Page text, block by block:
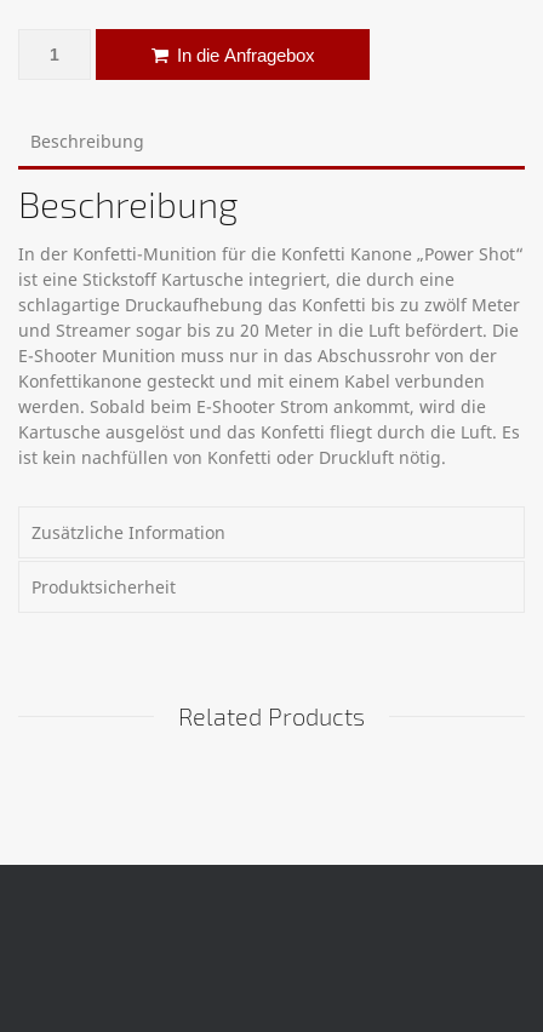
E-Shooter – 40cm Konfetti Menge
In die Anfragebox
Beschreibung
Beschreibung
In der Konfetti-Munition für die Konfetti Kanone „Power Shot“
ist eine Stickstoff Kartusche integriert, die durch eine
schlagartige Druckaufhebung das Konfetti bis zu zwölf Meter
und Streamer sogar bis zu 20 Meter in die Luft befördert. Die
E-Shooter Munition muss nur in das Abschussrohr von der
Konfettikanone gesteckt und mit einem Kabel verbunden
werden. Sobald beim E-Shooter Strom ankommt, wird die
Kartusche ausgelöst und das Konfetti fliegt durch die Luft. Es
ist kein nachfüllen von Konfetti oder Druckluft nötig.
Zusätzliche Information
Produktsicherheit
Related Products